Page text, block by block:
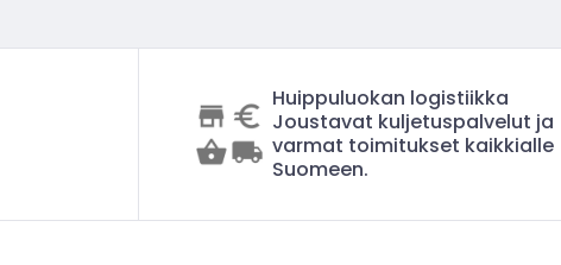
Huippuluokan logistiikka
Joustavat kuljetuspalvelut ja
varmat toimitukset kaikkialle
Suomeen.